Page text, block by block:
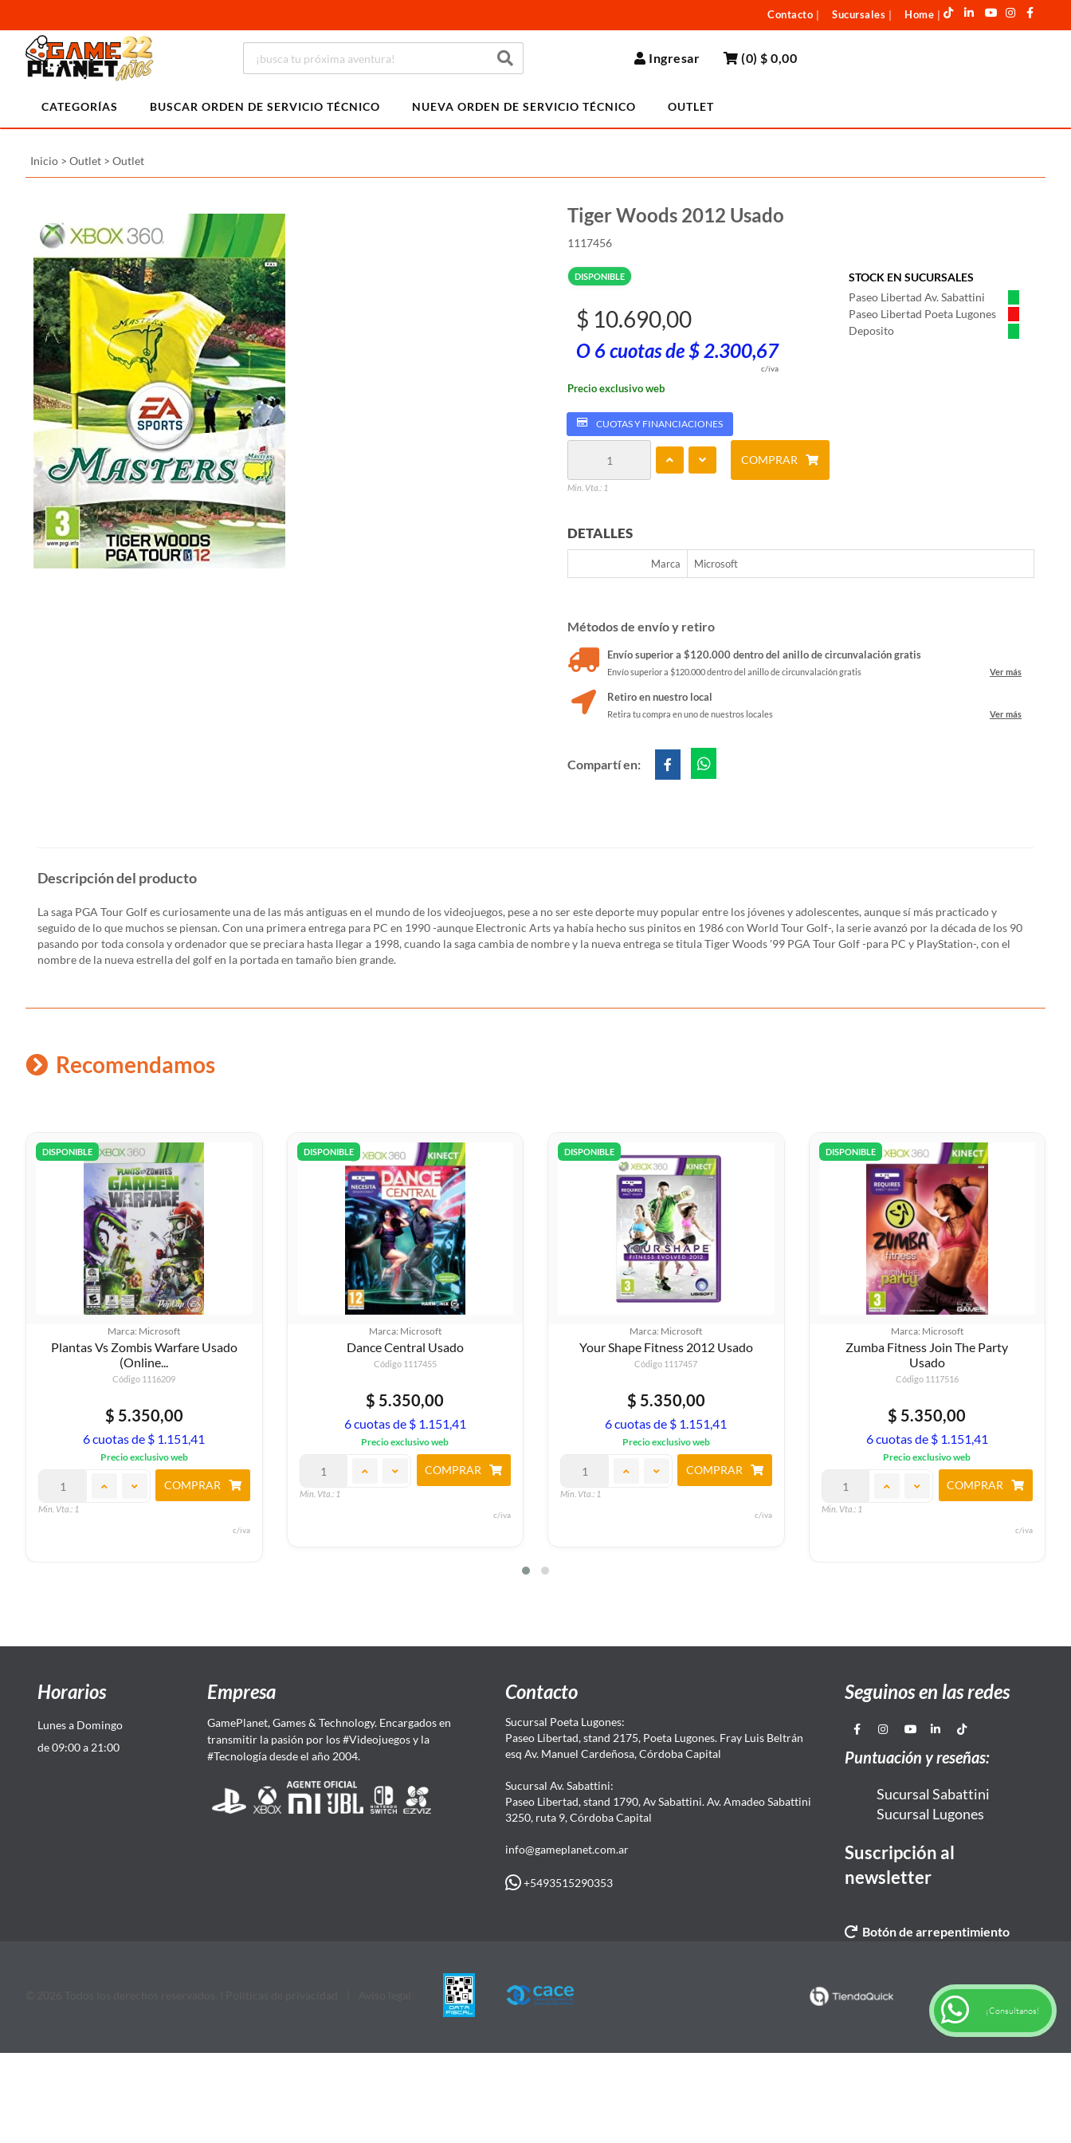
Contacto Sucursales Home
Ingresar (0)$ 0,00
CATEGORÍAS BUSCAR ORDEN DE SERVICIO TÉCNICO NUEVA ORDEN DE SERVICIO TÉCNICO OUTLET
Inicio > Outlet > Outlet
Tiger Woods 2012 Usado
1117456
DISPONIBLE
STOCK EN SUCURSALES
Paseo Libertad Av. Sabattini
Paseo Libertad Poeta Lugones
Deposito
$ 10.690,00
O 6 cuotas de $ 2.300,67
c/iva
Precio exclusivo web
CUOTAS Y FINANCIACIONES
Min. Vta.: 1
COMPRAR
DETALLES
Marca Microsoft
Métodos de envío y retiro
Envío superior a $120.000 dentro del anillo de circunvalación gratis
Envío superior a $120.000 dentro del anillo de circunvalación gratis Ver más
Retiro en nuestro local
Retira tu compra en uno de nuestros locales Ver más
Compartí en:
Descripción del producto
La saga PGA Tour Golf es curiosamente una de las más antiguas en el mundo de los videojuegos, pese a no ser este deporte muy popular entre los jóvenes y adolescentes, aunque sí más practicado y
seguido de lo que muchos se piensan. Con una primera entrega para PC en 1990 -aunque Electronic Arts ya había hecho sus pinitos en 1986 con World Tour Golf-, la serie avanzó por la década de los 90
pasando por toda consola y ordenador que se preciara hasta llegar a 1998, cuando la saga cambia de nombre y la nueva entrega se titula Tiger Woods '99 PGA Tour Golf -para PC y PlayStation-, con el
nombre de la nueva estrella del golf en la portada en tamaño bien grande.
Recomendamos
DISPONIBLE
Marca: Microsoft
Plantas Vs Zombis Warfare Usado
(Online...
Código 1116209
$ 5.350,00
6 cuotas de $ 1.151,41
Precio exclusivo web
Min. Vta.: 1
COMPRAR
c/iva
DISPONIBLE
Marca: Microsoft
Dance Central Usado
Código 1117455
$ 5.350,00
6 cuotas de $ 1.151,41
Precio exclusivo web
Min. Vta.: 1
COMPRAR
c/iva
DISPONIBLE
Marca: Microsoft
Your Shape Fitness 2012 Usado
Código 1117457
$ 5.350,00
6 cuotas de $ 1.151,41
Precio exclusivo web
Min. Vta.: 1
COMPRAR
c/iva
DISPONIBLE
Marca: Microsoft
Zumba Fitness Join The Party
Usado
Código 1117516
$ 5.350,00
6 cuotas de $ 1.151,41
Precio exclusivo web
Min. Vta.: 1
COMPRAR
c/iva
Horarios
Lunes a Domingo
de 09:00 a 21:00
Empresa
GamePlanet, Games & Technology. Encargados en
transmitir la pasión por los #Videojuegos y la
#Tecnología desde el año 2004.
Contacto
Sucursal Poeta Lugones:
Paseo Libertad, stand 2175, Poeta Lugones. Fray Luis Beltrán
esq Av. Manuel Cardeñosa, Córdoba Capital
Sucursal Av. Sabattini:
Paseo Libertad, stand 1790, Av Sabattini. Av. Amadeo Sabattini
3250, ruta 9, Córdoba Capital
info@gameplanet.com.ar
+5493515290353
Seguinos en las redes
Puntuación y reseñas:
Sucursal Sabattini
Sucursal Lugones
Suscripción al
newsletter
Botón de arrepentimiento
¡Consultanos!